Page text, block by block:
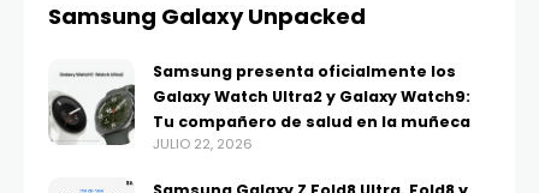
Samsung Galaxy Unpacked
Samsung presenta oficialmente los
Galaxy Watch Ultra2 y Galaxy Watch9:
Tu compañero de salud en la muñeca
JULIO 22, 2026